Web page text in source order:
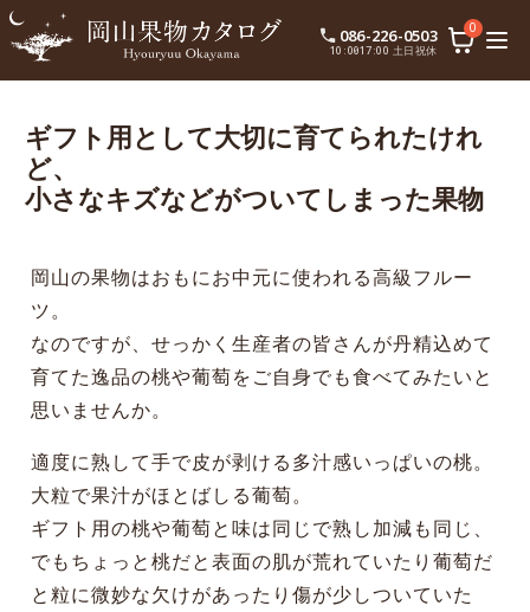
086-226-0503
10:00〜17:00 土日祝休
0
ギフト用として大切に育てられたけれ
ど、
小さなキズなどがついてしまった果物
岡山の果物はおもにお中元に使われる高級フルー
ツ。
なのですが、せっかく生産者の皆さんが丹精込めて
育てた逸品の桃や葡萄をご自身でも食べてみたいと
思いませんか。
適度に熟して手で皮が剥ける多汁感いっぱいの桃。
大粒で果汁がほとばしる葡萄。
ギフト用の桃や葡萄と味は同じで熟し加減も同じ、
でもちょっと桃だと表面の肌が荒れていたり葡萄だ
と粒に微妙な欠けがあったり傷が少しついていた